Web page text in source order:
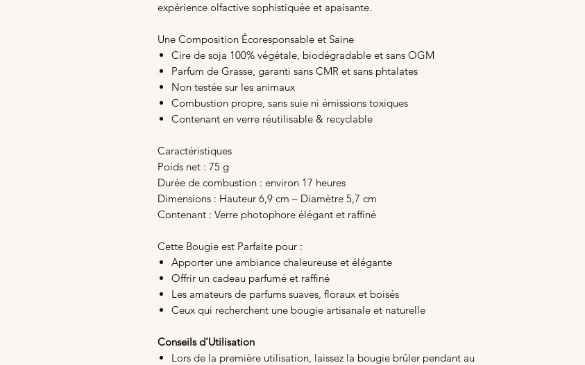
expérience olfactive sophistiquée et apaisante.
Une Composition Écoresponsable et Saine
Cire de soja 100% végétale, biodégradable et sans OGM
Parfum de Grasse, garanti sans CMR et sans phtalates
Non testée sur les animaux
Combustion propre, sans suie ni émissions toxiques
Contenant en verre réutilisable & recyclable
Caractéristiques
Poids net : 75 g
Durée de combustion : environ 17 heures
Dimensions : Hauteur 6,9 cm – Diamètre 5,7 cm
Contenant : Verre photophore élégant et raffiné
Cette Bougie est Parfaite pour :
Apporter une ambiance chaleureuse et élégante
Offrir un cadeau parfumé et raffiné
Les amateurs de parfums suaves, floraux et boisés
Ceux qui recherchent une bougie artisanale et naturelle
Conseils d'Utilisation
Lors de la première utilisation, laissez la bougie brûler pendant au